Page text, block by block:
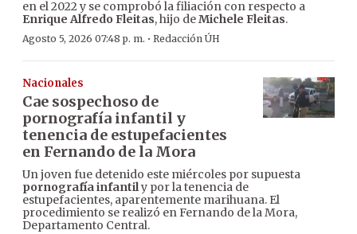
en el 2022 y se comprobó la filiación con respecto a
Enrique Alfredo Fleitas, hijo deMichele Fleitas.
Agosto 5, 2026 07:48 p. m. · Redacción ÚH
Nacionales
Cae sospechoso de
pornografía infantil y
tenencia de estupefacientes
en Fernando de la Mora
Un joven fue detenido este miércoles por supuesta
pornografía infantily por la tenencia de
estupefacientes, aparentemente marihuana. El
procedimiento se realizó en Fernando de la Mora,
Departamento Central.